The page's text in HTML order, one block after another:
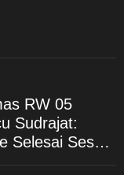
RW 05
Sudrajat:
Selesai Sesuai